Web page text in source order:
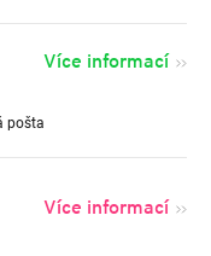
Více informací
Více informací